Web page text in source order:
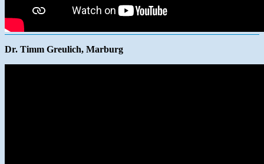
Dr. Timm Greulich, Marburg